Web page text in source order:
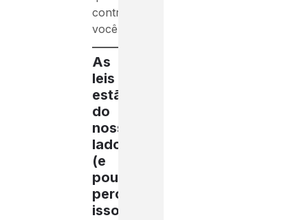
contratar
você.
As
leis
estão
do
nosso
lado
(e
poucos
percebem
isso)